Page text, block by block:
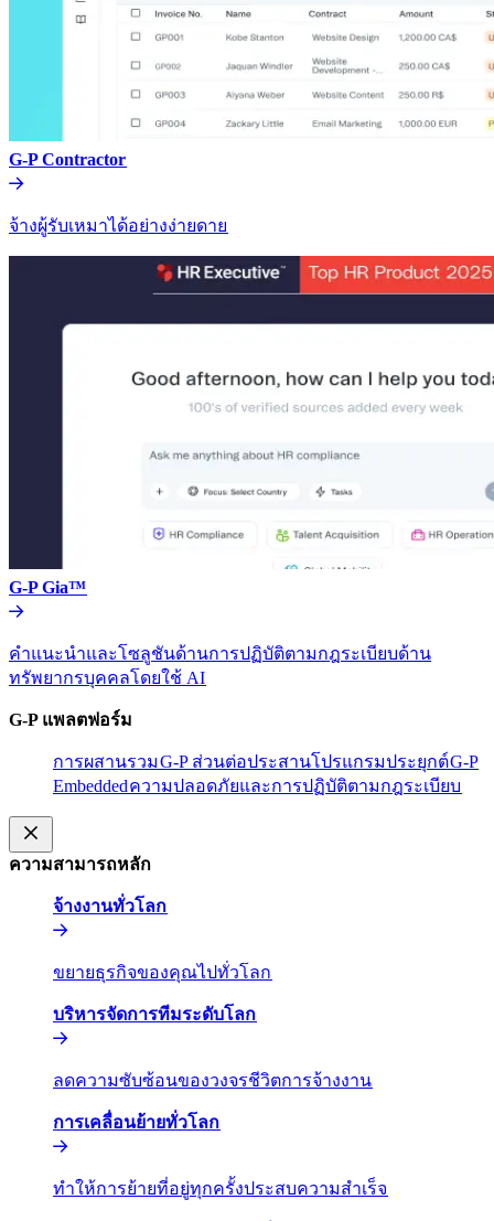
G-P Contractor​​
จ้างผู้รับเหมาได้อย่างง่ายดาย​​
G-P Gia™​​
คำแนะนำและโซลูชันด้านการปฏิบัติตามกฎระเบียบด้าน
ทรัพยากรบุคคลโดยใช้ AI​​
G-P แพลตฟอร์ม​​
การผสานรวม​​G-P ส่วนต่อประสานโปรแกรมประยุกต์​​G-P
Embedded​​ความปลอดภัยและการปฏิบัติตามกฎระเบียบ​​
ความสามารถหลัก​​
จ้างงานทั่วโลก​​
ขยายธุรกิจของคุณไปทั่วโลก​​
บริหารจัดการทีมระดับโลก​​
ลดความซับซ้อนของวงจรชีวิตการจ้างงาน​​
การเคลื่อนย้ายทั่วโลก​​
ทำให้การย้ายที่อยู่ทุกครั้งประสบความสำเร็จ​​